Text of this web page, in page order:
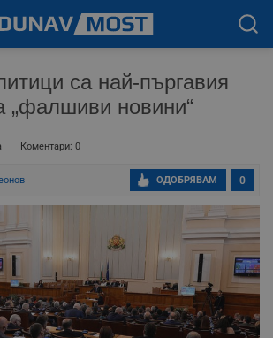
са най-пъргавия
„фалшиви новини“
Коментари: 0
0
ОДОБРЯВАМ